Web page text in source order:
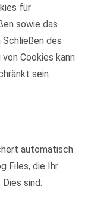
für
sowie das
des
Cookies kann
sein.
automatisch
Files, die Ihr
sind: